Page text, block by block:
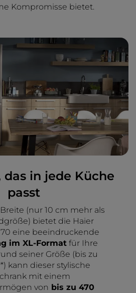
Kompromisse bietet.
das in jede Küche
passt
(nur 10 cm mehr als
bietet die Haier
eine beeindruckende
im XL-Format für Ihre
seiner Größe (bis zu
kann dieser stylische
mit einem
von bis zu 470